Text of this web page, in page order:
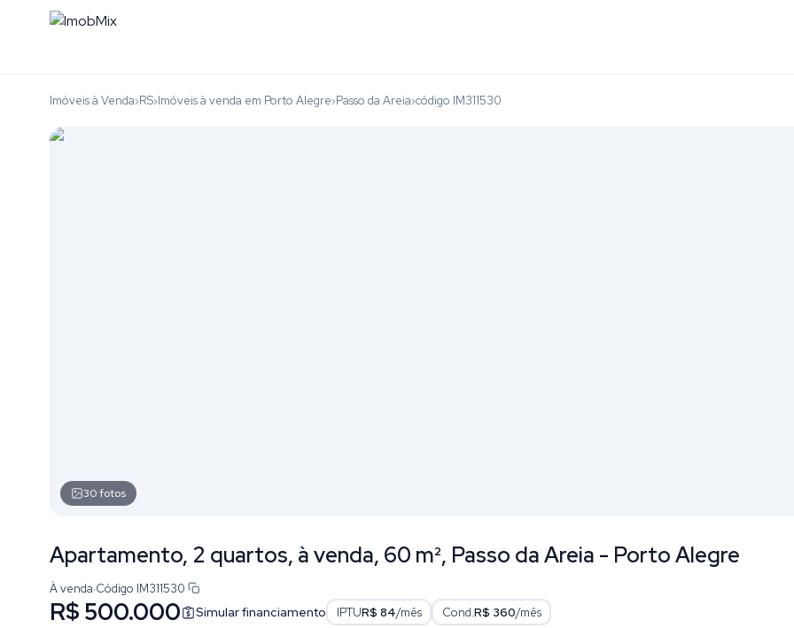
Imóveis à Venda›RS›Imóveis à venda em Porto Alegre›Passo da Areia›código IM311530
30fotos
Apartamento, 2 quartos, à venda, 60 m², Passo da Areia - Porto Alegre
À venda·Código IM311530
R$ 500.000 Simular financiamento IPTUR$ 84/mês Cond.R$ 360/mês